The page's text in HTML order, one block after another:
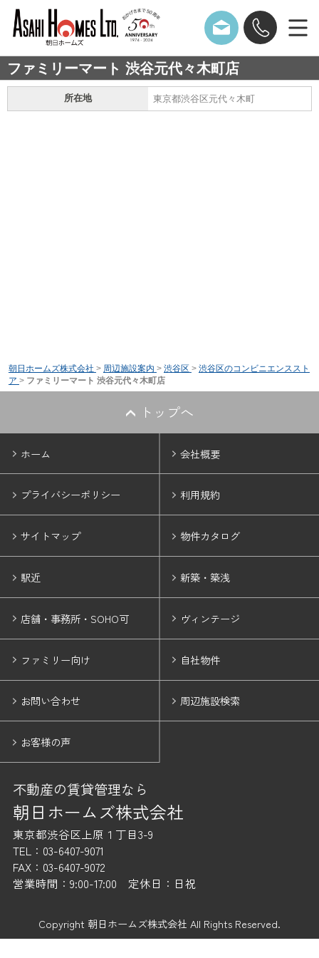
ファミリーマート 渋谷元代々木町店
所在地 東京都渋谷区元代々木町
朝日ホームズ株式会社 > 周辺施設案内 > 渋谷区 > 渋谷区のコンビニエンススト
ア > ファミリーマート 渋谷元代々木町店
トップへ
ホーム 会社概要
プライバシーポリシー 利用規約
サイトマップ 物件カタログ
駅近 新築・築浅
店舗・事務所・SOHO可 ヴィンテージ
ファミリー向け 自社物件
お問い合わせ 周辺施設検索
お客様の声
不動産の賃貸管理なら
朝日ホームズ株式会社
東京都渋谷区上原１丁目3-9
TEL：03-6407-9071
FAX：03-6407-9072
営業時間：9:00-17:00 定休日：日祝
Copyright 朝日ホームズ株式会社 All Rights Reserved.